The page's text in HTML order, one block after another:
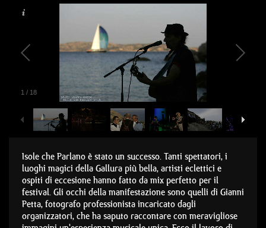
1 / 18
Isole che Parlano è stato un successo. Tanti spettatori, i
luoghi magici della Gallura più bella, artisti eclettici e
ospiti di eccesione hanno fatto da mix perfetto per il
festival. Gli occhi della manifestazione sono quelli di Gianni
Petta, fotografo professionista incaricato dagli
organizzatori, che ha saputo raccontare con meravigliose